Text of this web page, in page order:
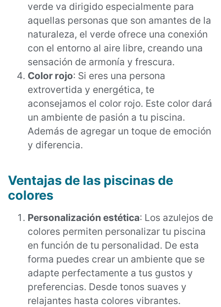
verde va dirigido especialmente para
aquellas personas que son amantes de la
naturaleza, el verde ofrece una conexión
con el entorno al aire libre, creando una
sensación de armonía y frescura.
Color rojo: Si eres una persona
extrovertida y energética, te
aconsejamos el color rojo. Este color dará
un ambiente de pasión a tu piscina.
Además de agregar un toque de emoción
y diferencia.
Ventajas de las piscinas de
colores
Personalización estética: Los azulejos de
colores permiten personalizar tu piscina
en función de tu personalidad. De esta
forma puedes crear un ambiente que se
adapte perfectamente a tus gustos y
preferencias. Desde tonos suaves y
relajantes hasta colores vibrantes.